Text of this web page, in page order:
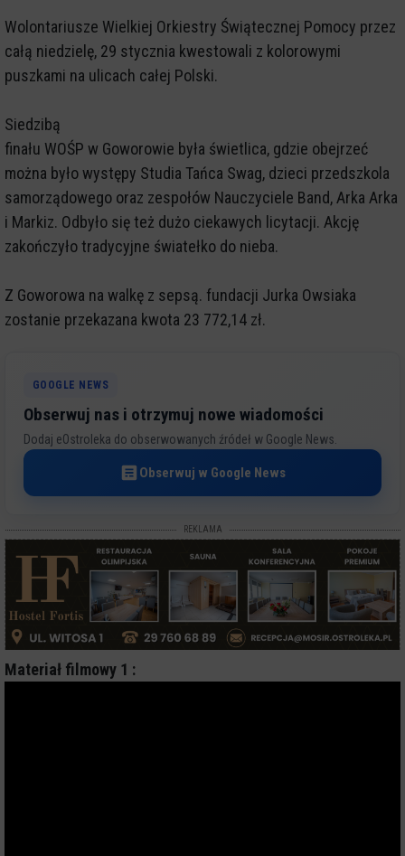
Wolontariusze Wielkiej Orkiestry Świątecznej Pomocy przez
całą niedzielę, 29 stycznia kwestowali z kolorowymi
puszkami na ulicach całej Polski.
Siedzibą
finału WOŚP w Goworowie była świetlica, gdzie obejrzeć
można było występy Studia Tańca Swag, dzieci przedszkola
samorządowego oraz zespołów Nauczyciele Band, Arka Arka
i Markiz. Odbyło się też dużo ciekawych licytacji. Akcję
zakończyło tradycyjne światełko do nieba.
Z Goworowa na walkę z sepsą. fundacji Jurka Owsiaka
zostanie przekazana kwota 23 772,14 zł.
GOOGLE NEWS
Obserwuj nas i otrzymuj nowe wiadomości
Dodaj eOstroleka do obserwowanych źródeł w Google News.
Obserwuj w Google News
REKLAMA
Materiał filmowy 1 :